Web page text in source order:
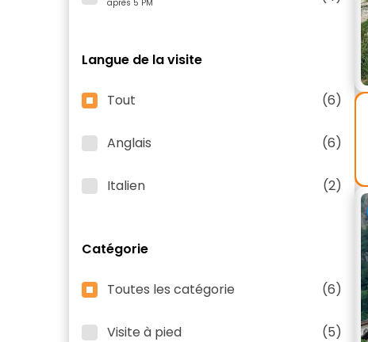
après 5 PM
Langue de la visite
Tout (6)
Anglais (6)
Italien (2)
Catégorie
Toutes les catégorie (6)
Visite à pied (5)